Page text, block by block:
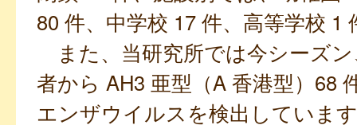
80 件、中学校 17 件、高等学校 1
また、当研究所では今シーズ
者から AH3 亜型（A 香港型）68
エンザウイルスを検出していま